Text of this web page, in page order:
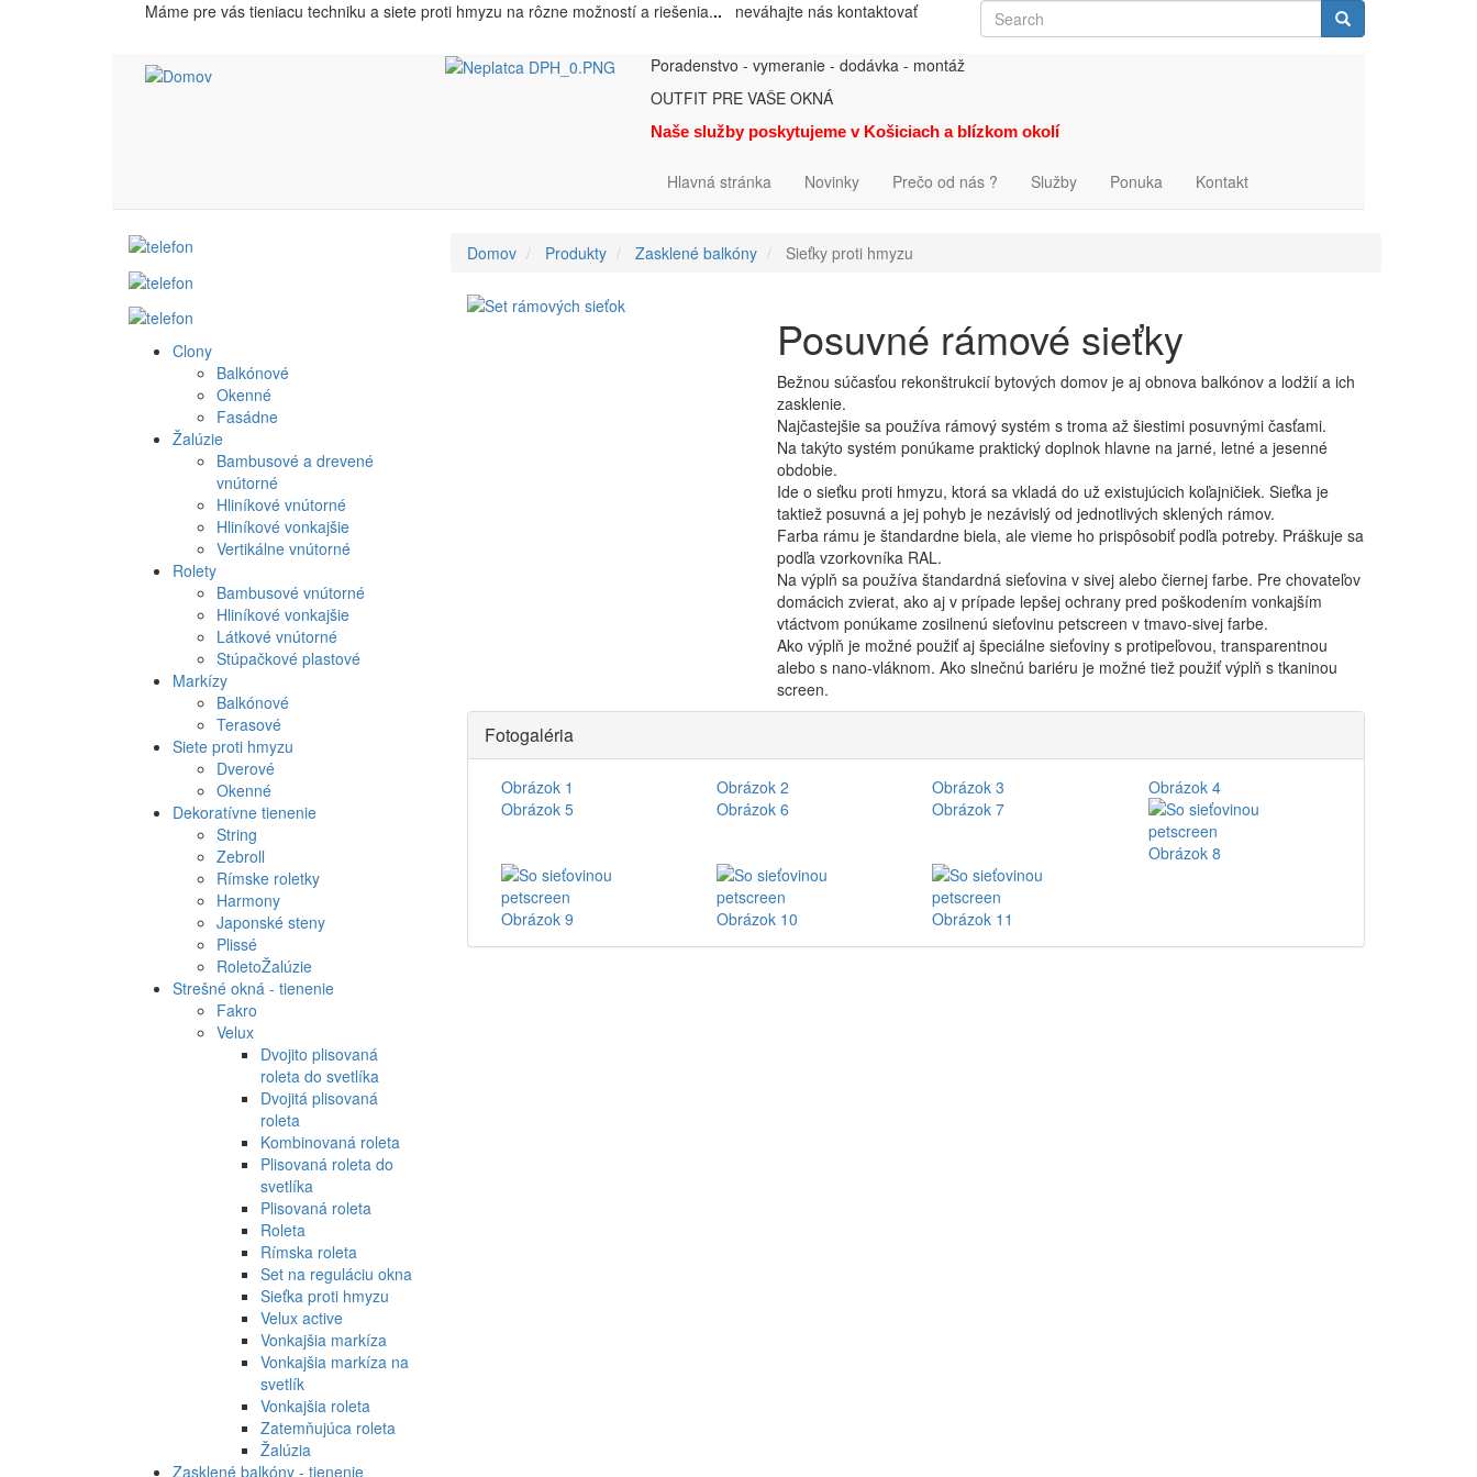
Máme pre vás tieniacu techniku a siete proti hmyzu na rôzne možností a riešenia... neváhajte nás kontaktovať Search Search
Poradenstvo - vymeranie - dodávka - montáž
OUTFIT PRE VAŠE OKNÁ
Naše služby poskytujeme v Košiciach a blízkom okolí
Hlavná stránka Novinky Prečo od nás ? Služby Ponuka Kontakt
Domov Produkty Zasklené balkóny Sieťky proti hmyzu
Posuvné rámové sieťky
Bežnou súčasťou rekonštrukcií bytových domov je aj obnova balkónov a lodžií a ich
zasklenie.
Najčastejšie sa používa rámový systém s troma až šiestimi posuvnými časťami.
Na takýto systém ponúkame praktický doplnok hlavne na jarné, letné a jesenné
obdobie.
Ide o sieťku proti hmyzu, ktorá sa vkladá do už existujúcich koľajničiek. Sieťka je
taktiež posuvná a jej pohyb je nezávislý od jednotlivých sklených rámov.
Farba rámu je štandardne biela, ale vieme ho prispôsobiť podľa potreby. Práškuje sa
podľa vzorkovníka RAL.
Na výplň sa používa štandardná sieťovina v sivej alebo čiernej farbe. Pre chovateľov
domácich zvierat, ako aj v prípade lepšej ochrany pred poškodením vonkajším
vtáctvom ponúkame zosilnenú sieťovinu petscreen v tmavo-sivej farbe.
Ako výplň je možné použiť aj špeciálne sieťoviny s protipeľovou, transparentnou
alebo s nano-vláknom. Ako slnečnú bariéru je možné tiež použiť výplň s tkaninou
screen.
Fotogaléria
Obrázok 1 Obrázok 2 Obrázok 3
Obrázok 4
Obrázok 5
Obrázok 6
Obrázok 7
Obrázok 8
Obrázok 9 Obrázok 10 Obrázok 11
Produkt
menu
Clony
Balkónové
Okenné
Fasádne
Žalúzie
Bambusové a drevené
vnútorné
Hliníkové vnútorné
Hliníkové vonkajšie
Vertikálne vnútorné
Rolety
Bambusové vnútorné
Hliníkové vonkajšie
Látkové vnútorné
Stúpačkové plastové
Markízy
Balkónové
Terasové
Siete proti hmyzu
Dverové
Okenné
Dekoratívne tienenie
String
Zebroll
Rímske roletky
Harmony
Japonské steny
Plissé
RoletoŽalúzie
Strešné okná - tienenie
Fakro
Velux
Dvojito plisovaná
roleta do svetlíka
Dvojitá plisovaná
roleta
Kombinovaná roleta
Plisovaná roleta do
svetlíka
Plisovaná roleta
Roleta
Rímska roleta
Set na reguláciu okna
Sieťka proti hmyzu
Velux active
Vonkajšia markíza
Vonkajšia markíza na
svetlík
Vonkajšia roleta
Zatemňujúca roleta
Žalúzia
Zasklené balkóny - tienenie